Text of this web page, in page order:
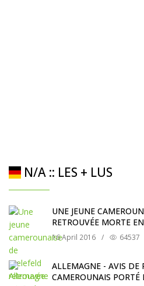
N/A :: LES + LUS
UNE JEUNE
RETROUVÉE MORTE
16 April 2016 / 64537
ALLEMAGNE - AVIS DE
CAMEROUNAIS PORTÉ